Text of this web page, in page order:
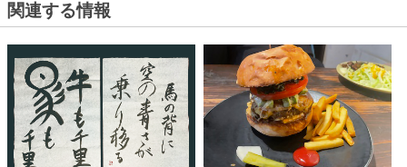
関連する情報